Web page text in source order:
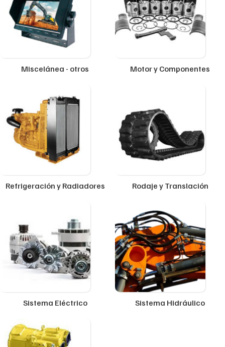
Miscelánea - otros Motor y Componentes
Refrigeración y Radiadores Rodaje y Translación
Sistema Eléctrico Sistema Hidráulico